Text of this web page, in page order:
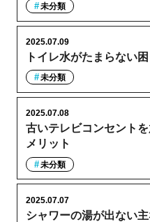
未分類
トイレ水がたまらない
2025.07.09
未分類
古いテレビコンセント
メリット
2025.07.08
未分類
シャワーの湯が出ない
2025.07.07